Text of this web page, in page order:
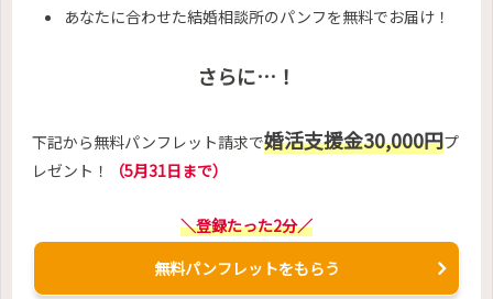
あなたに合わせた結婚相談所のパンフを無料でお届け！
さらに…！
下記から無料パンフレット請求で婚活支援金30,000円プ
レゼント！
（5月31日まで）
＼登録たった2分／
無料パンフレットをもらう